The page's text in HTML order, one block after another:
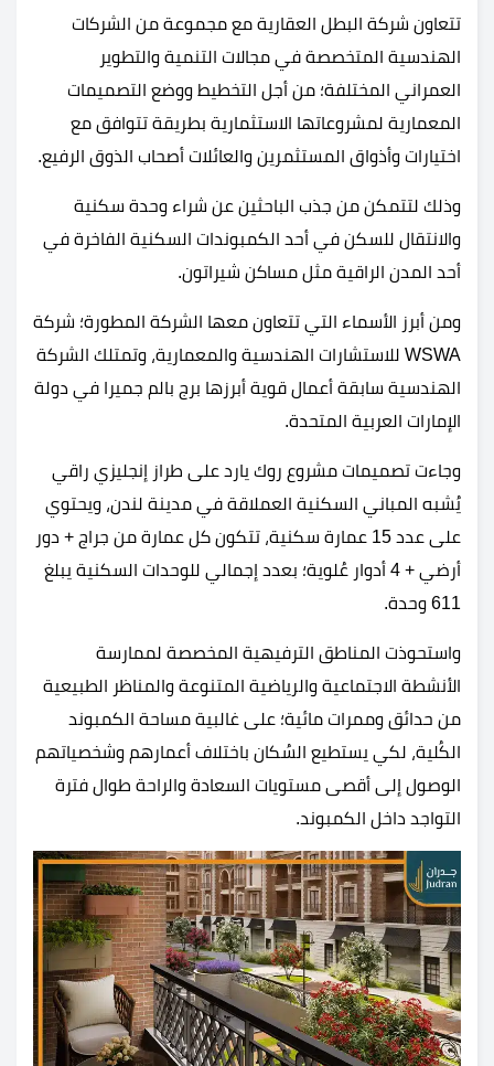
تتعاون شركة البطل العقارية مع مجموعة من الشركات
الهندسية المتخصصة في مجالات التنمية والتطوير
العمراني المختلفة؛ من أجل التخطيط ووضع التصميمات
المعمارية لمشروعاتها الاستثمارية بطريقة تتوافق مع
اختيارات وأذواق المستثمرين والعائلات أصحاب الذوق الرفيع.
وذلك لتتمكن من جذب الباحثين عن شراء وحدة سكنية
والانتقال للسكن في أحد الكمبوندات السكنية الفاخرة في
أحد المدن الراقية مثل مساكن شيراتون.
ومن أبرز الأسماء التي تتعاون معها الشركة المطورة؛ شركة
WSWA للاستشارات الهندسية والمعمارية، وتمتلك الشركة
الهندسية سابقة أعمال قوية أبرزها برج بالم جميرا في دولة
الإمارات العربية المتحدة.
وجاءت تصميمات مشروع روك يارد على طراز إنجليزي راقي
يُشبه المباني السكنية العملاقة في مدينة لندن، ويحتوي
على عدد 15 عمارة سكنية، تتكون كل عمارة من جراج + دور
أرضي + 4 أدوار عُلوية؛ بعدد إجمالي للوحدات السكنية يبلغ
611 وحدة.
واستحوذت المناطق الترفيهية المخصصة لممارسة
الأنشطة الاجتماعية والرياضية المتنوعة والمناظر الطبيعية
من حدائق وممرات مائية؛ على غالبية مساحة الكمبوند
الكُلية، لكي يستطيع السُكان باختلاف أعمارهم وشخصياتهم
الوصول إلى أقصى مستويات السعادة والراحة طوال فترة
التواجد داخل الكمبوند.